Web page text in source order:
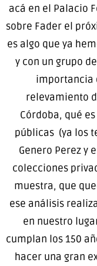
acá en el Palacio
sobre Fader el
es algo que ya
y con un grupo
importancia
relevamiento
Córdoba, qué
públicas (ya los
Genero Perez y
colecciones
muestra, que
ese análisis
en nuestro
cumplan los 150
hacer una gran